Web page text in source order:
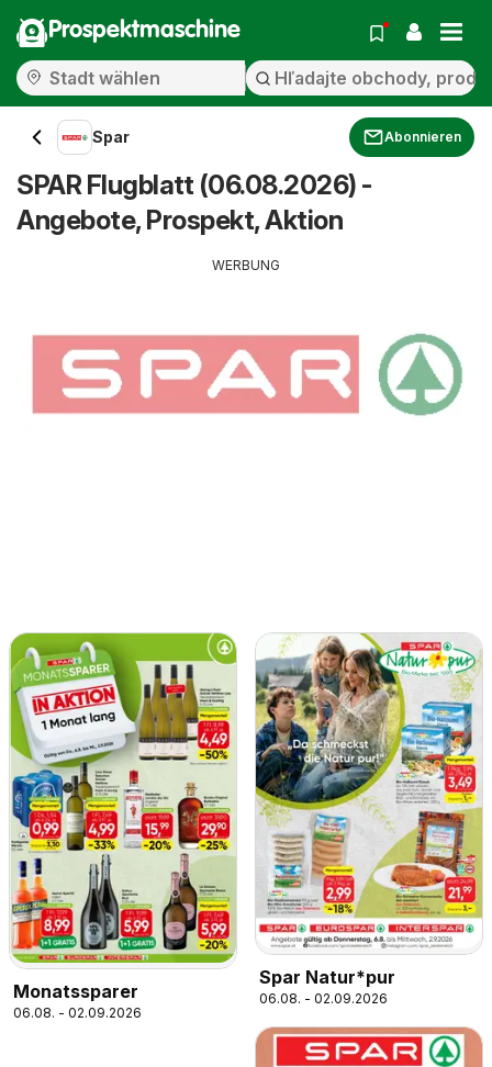
Prospektmaschine
Spar Abonnieren
SPAR Flugblatt (06.08.2026) -
Angebote, Prospekt, Aktion
WERBUNG
Monatssparer
06.08. - 02.09.2026
Spar Natur*pur
06.08. - 02.09.2026